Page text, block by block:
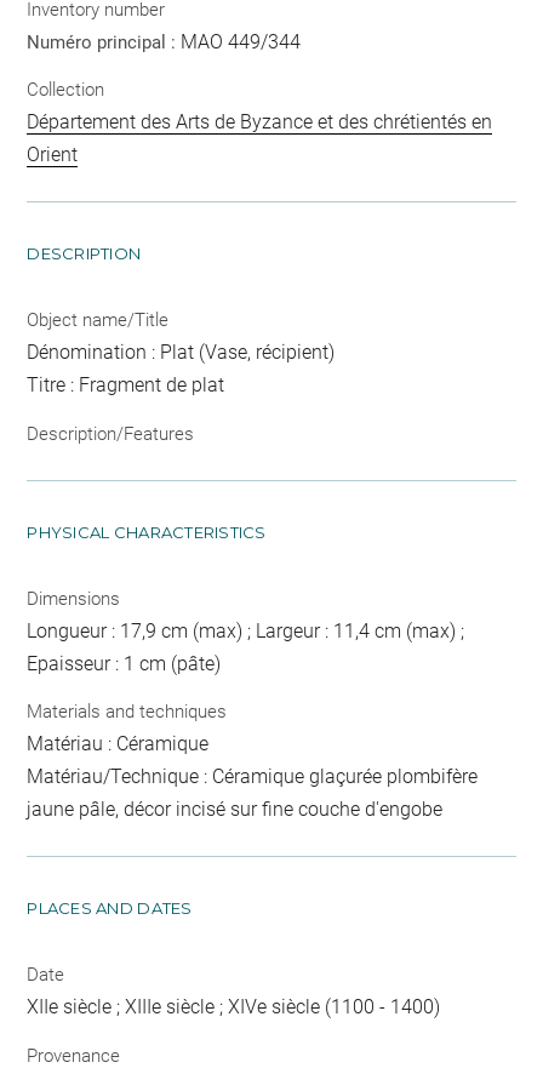
Inventory number
Numéro principal : MAO 449/344
Collection
Département des Arts de Byzance et des chrétientés en
Orient
DESCRIPTION
Object name/Title
Dénomination : Plat (Vase, récipient)
Titre : Fragment de plat
Description/Features
PHYSICAL CHARACTERISTICS
Dimensions
Longueur : 17,9 cm (max) ; Largeur : 11,4 cm (max) ;
Epaisseur : 1 cm (pâte)
Materials and techniques
Matériau : Céramique
Matériau/Technique : Céramique glaçurée plombifère
jaune pâle, décor incisé sur fine couche d'engobe
PLACES AND DATES
Date
XIIe siècle ; XIIIe siècle ; XIVe siècle (1100 - 1400)
Provenance